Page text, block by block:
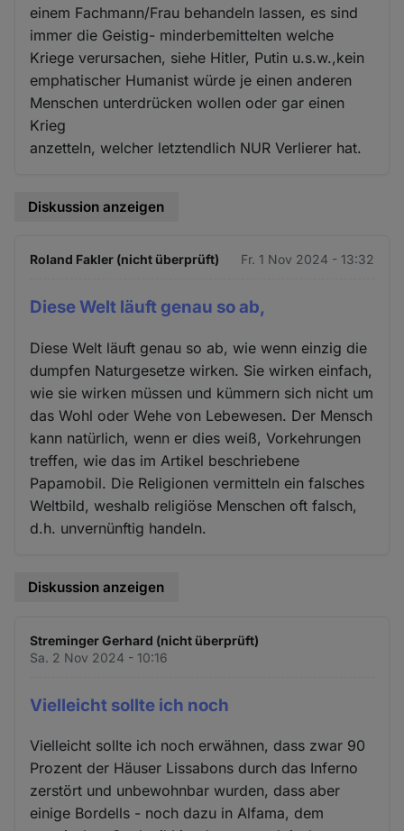
einem Fachmann/Frau behandeln lassen, es sind
immer die Geistig- minderbemittelten welche
Kriege verursachen, siehe Hitler, Putin u.s.w.,kein
emphatischer Humanist würde je einen anderen
Menschen unterdrücken wollen oder gar einen
Krieg
anzetteln, welcher letztendlich NUR Verlierer hat.
Diskussion anzeigen
Roland Fakler (nicht überprüft) Fr. 1 Nov 2024 - 13:32
Diese Welt läuft genau so ab,
Diese Welt läuft genau so ab, wie wenn einzig die
dumpfen Naturgesetze wirken. Sie wirken einfach,
wie sie wirken müssen und kümmern sich nicht um
das Wohl oder Wehe von Lebewesen. Der Mensch
kann natürlich, wenn er dies weiß, Vorkehrungen
treffen, wie das im Artikel beschriebene
Papamobil. Die Religionen vermitteln ein falsches
Weltbild, weshalb religiöse Menschen oft falsch,
d.h. unvernünftig handeln.
Diskussion anzeigen
Streminger Gerhard (nicht überprüft)
Sa. 2 Nov 2024 - 10:16
Vielleicht sollte ich noch
Vielleicht sollte ich noch erwähnen, dass zwar 90
Prozent der Häuser Lissabons durch das Inferno
zerstört und unbewohnbar wurden, dass aber
einige Bordells - noch dazu in Alfama, dem